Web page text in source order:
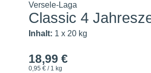
Versele-Laga
Classic 4
Inhalt: 1 x 20 kg
18,99 €
0,95 € / 1 kg